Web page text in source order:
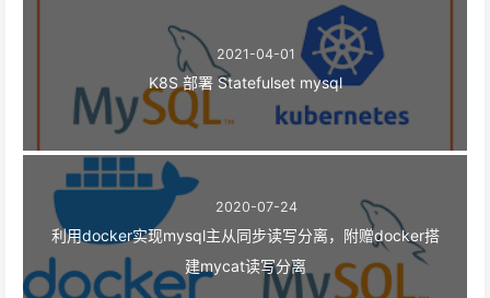
2021-04-01
K8S 部署 Statefulset mysql
2020-07-24
利用docker实现mysql主从同步读写分离，附赠docker搭
建mycat读写分离